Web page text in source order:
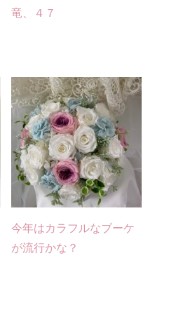
竜、４７
今年はカラフルなブーケ
が流行かな？